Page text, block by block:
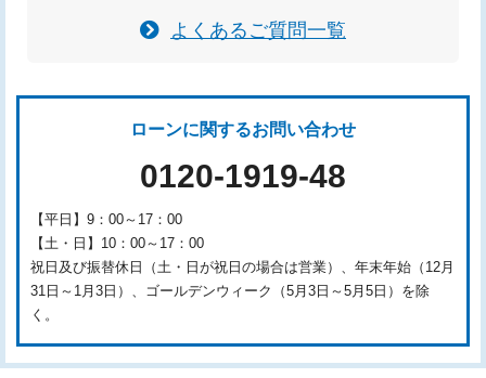
よくあるご質問一覧
ローンに関するお問い合わせ
0120-1919-48
【平日】9：00～17：00
【土・日】10：00～17：00
祝日及び振替休日（土・日が祝日の場合は営業）、年末年始（12月
31日～1月3日）、ゴールデンウィーク（5月3日～5月5日）を除
く。